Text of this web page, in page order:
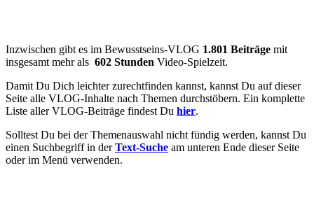
Inzwischen gibt es im Bewusstseins-VLOG 1.801 Beiträge mit
insgesamt mehr als 602 Stunden Video-Spielzeit.
Damit Du Dich leichter zurechtfinden kannst, kannst Du auf dieser
Seite alle VLOG-Inhalte nach Themen durchstöbern. Ein komplette
Liste aller VLOG-Beiträge findest Du hier.
Solltest Du bei der Themenauswahl nicht fündig werden, kannst Du
einen Suchbegriff in derText-Suche am unteren Ende dieser Seite
oder im Menü verwenden.